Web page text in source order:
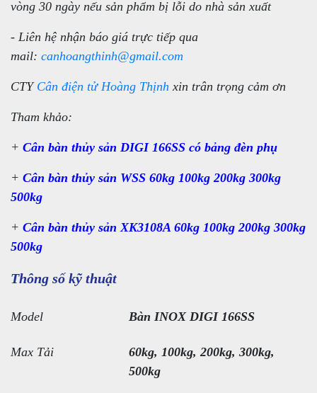
vòng 30 ngày nếu sản phẩm bị lỗi do nhà sản xuất
- Liên hệ nhận báo giá trực tiếp qua
mail: canhoangthinh@gmail.com
CTY Cân điện tử Hoàng Thịnh xin trân trọng cảm ơn
Tham khảo:
+ Cân bàn thủy sản DIGI 166SS có bảng đèn phụ
+ Cân bàn thủy sản WSS 60kg 100kg 200kg 300kg
500kg
+ Cân bàn thủy sản XK3108A 60kg 100kg 200kg 300kg
500kg
Thông số kỹ thuật
Model Bàn INOX DIGI 166SS
Max Tải
60kg, 100kg, 200kg, 300kg,
500kg